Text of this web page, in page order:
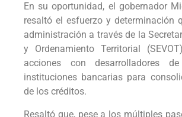
En su oportunidad, el gobernador
resaltó el esfuerzo y determinación
administración a través de la
y Ordenamiento Territorial
acciones con desarrolladores
instituciones bancarias para
de los créditos.
Resaltó que, pese a los múltiples